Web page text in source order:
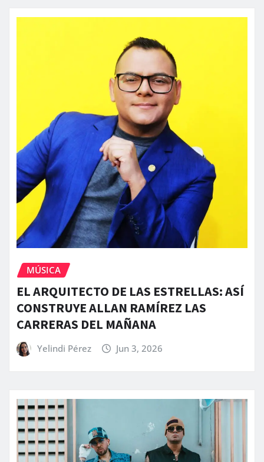
MÚSICA
EL ARQUITECTO DE LAS ESTRELLAS: ASÍ
CONSTRUYE ALLAN RAMÍREZ LAS
CARRERAS DEL MAÑANA
Yelindi Pérez Jun 3, 2026